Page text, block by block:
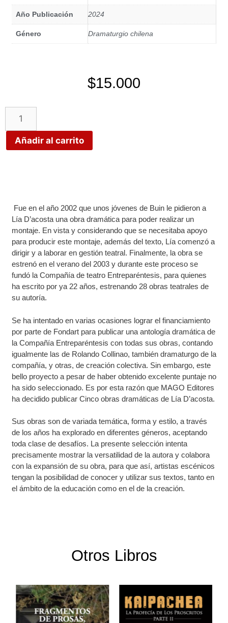
Año Publicación 2024
Género Dramaturgio chilena
$15.000
Añadir al carrito
Fue en el año 2002 que unos jóvenes de Buin le pidieron a
Lía D’acosta una obra dramática para poder realizar un
montaje. En vista y considerando que se necesitaba apoyo
para producir este montaje, además del texto, Lía comenzó a
dirigir y a laborar en gestión teatral. Finalmente, la obra se
estrenó en el verano del 2003 y durante este proceso se
fundó la Compañía de teatro Entreparéntesis, para quienes
ha escrito por ya 22 años, estrenando 28 obras teatrales de
su autoría.
Se ha intentado en varias ocasiones lograr el financiamiento
por parte de Fondart para publicar una antología dramática de
la Compañía Entreparéntesis con todas sus obras, contando
igualmente las de Rolando Collinao, también dramaturgo de la
compañía, y otras, de creación colectiva. Sin embargo, este
bello proyecto a pesar de haber obtenido excelente puntaje no
ha sido seleccionado. Es por esta razón que MAGO Editores
ha decidido publicar Cinco obras dramáticas de Lía D’acosta.
Sus obras son de variada temática, forma y estilo, a través
de los años ha explorado en diferentes géneros, aceptando
toda clase de desafíos. La presente selección intenta
precisamente mostrar la versatilidad de la autora y colabora
con la expansión de su obra, para que así, artistas escénicos
tengan la posibilidad de conocer y utilizar sus textos, tanto en
el ámbito de la educación como en el de la creación.
Otros Libros